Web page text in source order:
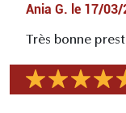
Ania G. le 17/03/
Très bonne